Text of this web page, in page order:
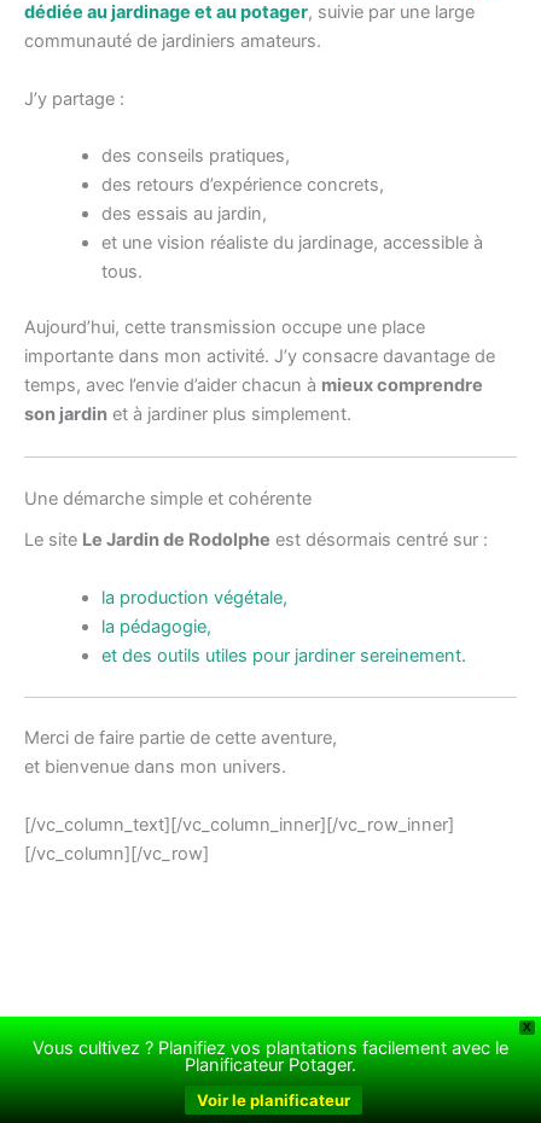
dédiée au jardinage et au potager, suivie par une large
communauté de jardiniers amateurs.
J’y partage :
des conseils pratiques,
des retours d’expérience concrets,
des essais au jardin,
et une vision réaliste du jardinage, accessible à
tous.
Aujourd’hui, cette transmission occupe une place
importante dans mon activité. J’y consacre davantage de
temps, avec l’envie d’aider chacun à mieux comprendre
son jardin et à jardiner plus simplement.
Une démarche simple et cohérente
Le site Le Jardin de Rodolphe est désormais centré sur :
la production végétale,
la pédagogie,
et des outils utiles pour jardiner sereinement.
Merci de faire partie de cette aventure,
et bienvenue dans mon univers.
[/vc_column_text][/vc_column_inner][/vc_row_inner]
[/vc_column][/vc_row]
Copyright © 2026 Le jardin de Rodolphe | Propulsé parThème
X
Vous cultivez ? Planifiez vos plantations facilement avec le
Planificateur Potager.
Voir le planificateur